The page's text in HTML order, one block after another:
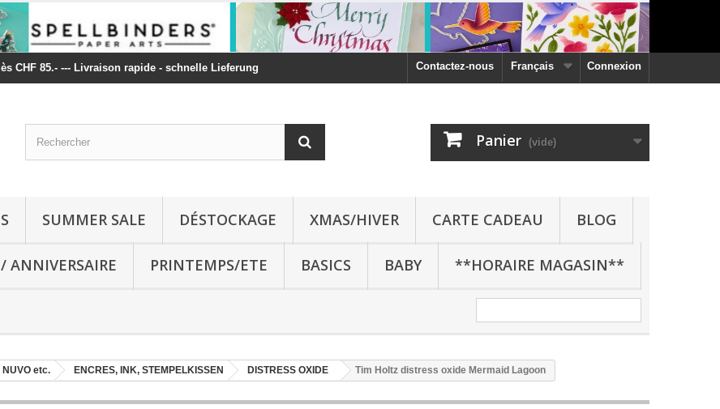
Connexion
Français
Contactez-nous
CHF 85.- --- Livraison rapide - schnelle Lieferung
Panier (vide)
SUMMER SALE DÉSTOCKAGE XMAS/HIVER CARTE CADEAU BLOG
ANNIVERSAIRE PRINTEMPS/ETE BASICS BABY **HORAIRE MAGASIN**
NUVO etc. ENCRES, INK, STEMPELKISSEN DISTRESS OXIDE Tim Holtz distress oxide Mermaid Lagoon